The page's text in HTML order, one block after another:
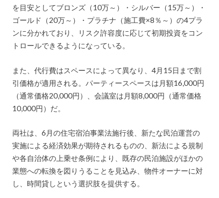
を目安としてブロンズ（10万～）・シルバー（15万～）・
ゴールド（20万～）・プラチナ（施工費×8％～）の4プラ
ンに分かれており、リスク許容度に応じて初期投資をコン
トロールできるようになっている。
また、代行費はスペースによって異なり、4月15日まで割
引価格が適用される。パーティースペースは月額16,000円
（通常価格20,000円）、会議室は月額8,000円（通常価格
10,000円）だ。
両社は、6月の住宅宿泊事業法施行後、新たな民泊運営の
実施による経済効果が期待されるものの、新法による規制
や各自治体の上乗せ条例により、既存の民泊施設がほかの
業態への転換を図りうることを見込み、物件オーナーに対
し、時間貸しという選択肢を提供する。